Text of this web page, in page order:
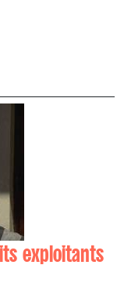
exploitants